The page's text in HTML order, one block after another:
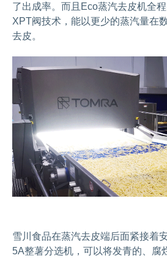
了出成率。而且Eco蒸汽去皮机全
XPT阀技术，能以更少的蒸汽量在
去皮。
雪川食品在蒸汽去皮端后面紧接着
5A整薯分选机，可以将发青的、腐